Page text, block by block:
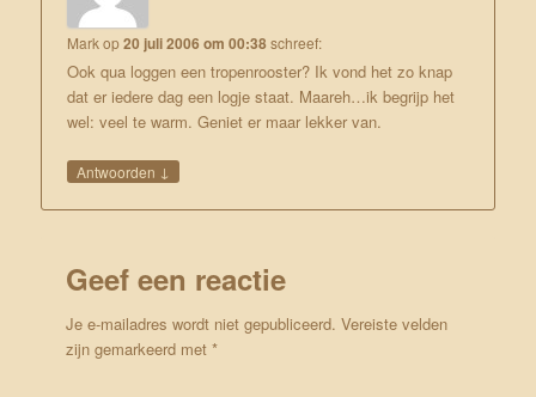
Markop20 juli 2006 om 00:38schreef:
Ook qua loggen een tropenrooster? Ik vond het zo knap
dat er iedere dag een logje staat. Maareh…ik begrijp het
wel: veel te warm. Geniet er maar lekker van.
Antwoorden ↓
Geef een reactie
Je e-mailadres wordt niet gepubliceerd. Vereiste velden
zijn gemarkeerd met*